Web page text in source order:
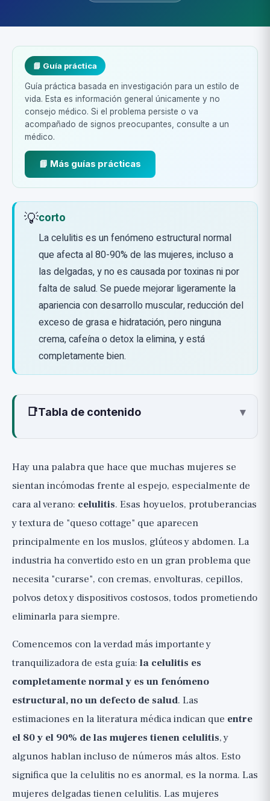
📘 Guía práctica
Guía práctica basada en investigación para un estilo de
vida. Esta es información general únicamente y no
consejo médico. Si el problema persiste o va
acompañado de signos preocupantes, consulte a un
médico.
📘 Más guías prácticas
💡corto
La celulitis es un fenómeno estructural normal
que afecta al 80-90% de las mujeres, incluso a
las delgadas, y no es causada por toxinas ni por
falta de salud. Se puede mejorar ligeramente la
apariencia con desarrollo muscular, reducción del
exceso de grasa e hidratación, pero ninguna
crema, cafeína o detox la elimina, y está
completamente bien.
📑Tabla de contenido ▾
¿Por qué en mujeres mucho más que en
hombres?
¿Qué no causa la celulitis? Desmontando
el mito de las toxinas
¿Qué sí mejora ligeramente la apariencia?
(🟡 Expectativas realistas)
Cremas, cafeína y retinol: por qué el
efecto es pequeño y temporal (🟡)
Tratamientos en clínica: moderados,
costosos y temporales (🟡, solo con
dermatólogo)
Desmontando la industria de la "cura de
la celulitis" (🔴 Lo que no funciona)
Conclusión: es normal y está bien
Hay una palabra que hace que muchas mujeres se
sientan incómodas frente al espejo, especialmente de
cara al verano: celulitis. Esas hoyuelos, protuberancias
y textura de "queso cottage" que aparecen
principalmente en los muslos, glúteos y abdomen. La
industria ha convertido esto en un gran problema que
necesita "curarse", con cremas, envolturas, cepillos,
polvos detox y dispositivos costosos, todos prometiendo
eliminarla para siempre.
Comencemos con la verdad más importante y
tranquilizadora de esta guía: la celulitis es
completamente normal y es un fenómeno
estructural, no un defecto de salud. Las
estimaciones en la literatura médica indican que entre
el 80 y el 90% de las mujeres tienen celulitis, y
algunos hablan incluso de números más altos. Esto
significa que la celulitis no es anormal, es la norma. Las
mujeres delgadas tienen celulitis. Las mujeres